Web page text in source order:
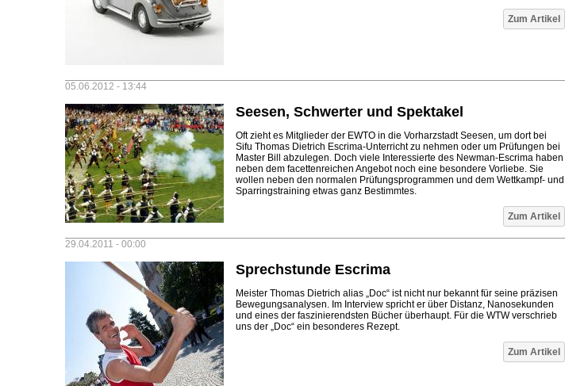
Zum Artikel
05.06.2012 - 13:44
Seesen, Schwerter und Spektakel
Oft zieht es Mitglieder der EWTO in die Vorharzstadt Seesen, um dort bei
Sifu Thomas Dietrich Escrima-Unterricht zu nehmen oder um Prüfungen bei
Master Bill abzulegen. Doch viele Interessierte des Newman-Escrima haben
neben dem facettenreichen Angebot noch eine besondere Vorliebe. Sie
wollen neben den normalen Prüfungsprogrammen und dem Wettkampf- und
Sparringstraining etwas ganz Bestimmtes.
Zum Artikel
29.04.2011 - 00:00
Sprechstunde Escrima
Meister Thomas Dietrich alias „Doc“ ist nicht nur bekannt für seine präzisen
Bewegungsanalysen. Im Interview spricht er über Distanz, Nanosekunden
und eines der faszinierendsten Bücher überhaupt. Für die WTW verschrieb
uns der „Doc“ ein besonderes Rezept.
Zum Artikel
Seiten